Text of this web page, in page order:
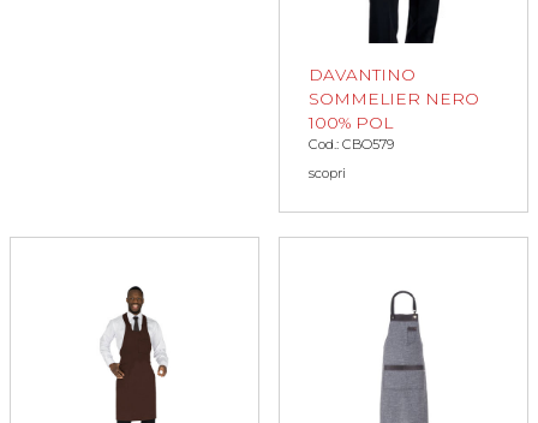
DAVANTINO
SOMMELIER NERO
100% POL
Cod.: CBO579
scopri